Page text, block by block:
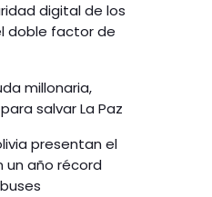
digital de los
doble factor de
millonaria,
salvar La Paz
presentan el
un año récord